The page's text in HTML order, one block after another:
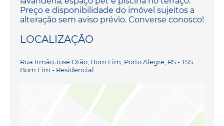
Preço e disponibilidade do imóvel sujeitos a
alteração sem aviso prévio. Converse conosco!
LOCALIZAÇÃO
Rua Irmão José Otão, Bom Fim, Porto Alegre, RS - TSS
Bom Fim - Residencial